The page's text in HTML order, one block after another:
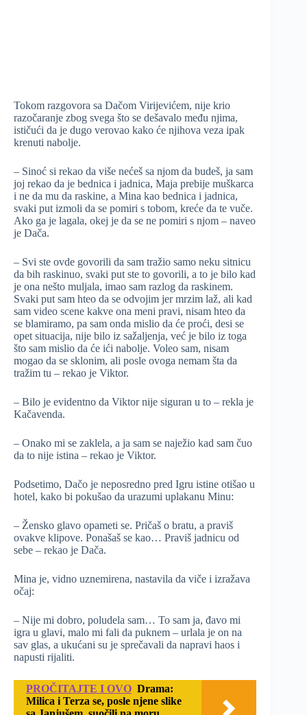
Tokom razgovora sa Dačom Virijevićem, nije krio
razočaranje zbog svega što se dešavalo među njima,
ističući da je dugo verovao kako će njihova veza ipak
krenuti nabolje.
– Sinoć si rekao da više nećeš sa njom da budeš, ja sam
joj rekao da je bednica i jadnica, Maja prebije muškarca
i ne da mu da raskine, a Mina kao bednica i jadnica,
svaki put izmoli da se pomiri s tobom, kreće da te vuče.
Ako ga je lagala, okej je da se ne pomiri s njom – naveo
je Dača.
– Svi ste ovde govorili da sam tražio samo neku sitnicu
da bih raskinuo, svaki put ste to govorili, a to je bilo kad
je ona nešto muljala, imao sam razlog da raskinem.
Svaki put sam hteo da se odvojim jer mrzim laž, ali kad
sam video scene kakve ona meni pravi, nisam hteo da
se blamiramo, pa sam onda mislio da će proći, desi se
opet situacija, nije bilo iz sažaljenja, već je bilo iz toga
što sam mislio da će ići nabolje. Voleo sam, nisam
mogao da se sklonim, ali posle ovoga nemam šta da
tražim tu – rekao je Viktor.
– Bilo je evidentno da Viktor nije siguran u to – rekla je
Kačavenda.
– Onako mi se zaklela, a ja sam se naježio kad sam čuo
da to nije istina – rekao je Viktor.
Podsetimo, Dačo je neposredno pred Igru istine otišao u
hotel, kako bi pokušao da urazumi uplakanu Minu:
– Žensko glavo opameti se. Pričaš o bratu, a praviš
ovakve klipove. Ponašaš se kao… Praviš jadnicu od
sebe – rekao je Dača.
Mina je, vidno uznemirena, nastavila da viče i izražava
očaj:
– Nije mi dobro, poludela sam… To sam ja, đavo mi
igra u glavi, malo mi fali da puknem – urlala je on na
sav glas, a ukućani su je sprečavali da napravi haos i
napusti rijaliti.
PROČITAJTE I OVO Drama:
Milica i Terza se, posle njene slike